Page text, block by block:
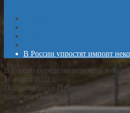
В России упростят импорт
В России определят перечень
16 марта 2022 г.
Постановление Правительства об
комитета Госдумы по